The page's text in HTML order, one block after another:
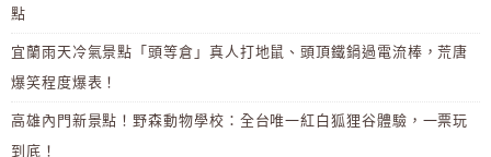
點
宜蘭雨天冷氣景點「頭等倉」真人打地鼠、頭頂鐵鍋過電流棒，荒唐
爆笑程度爆表！
高雄內門新景點！野森動物學校：全台唯一紅白狐狸谷體驗，一票玩
到底！